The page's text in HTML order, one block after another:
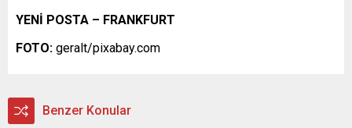
YENİ POSTA – FRANKFURT
FOTO: geralt/pixabay.com
Benzer Konular